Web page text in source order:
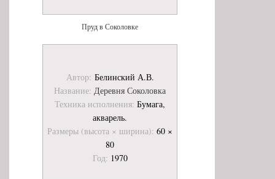
Пруд в Соколовке
Автор: Белинский А.В.
Название: Деревня Соколовка
Техника исполнения: Бумага,
акварель.
Размеры (высота × ширина): 60 ×
80
Год: 1970